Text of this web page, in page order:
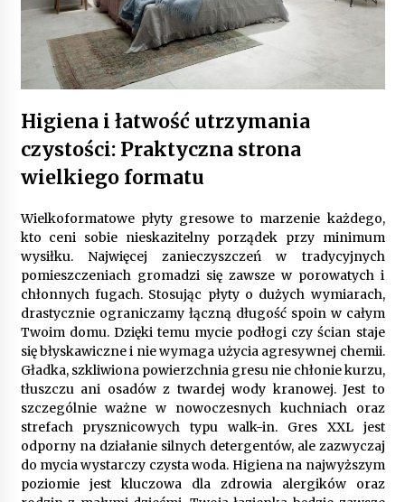
Higiena i łatwość utrzymania
czystości: Praktyczna strona
wielkiego formatu
Wielkoformatowe płyty gresowe to marzenie każdego,
kto ceni sobie nieskazitelny porządek przy minimum
wysiłku. Najwięcej zanieczyszczeń w tradycyjnych
pomieszczeniach gromadzi się zawsze w porowatych i
chłonnych fugach. Stosując płyty o dużych wymiarach,
drastycznie ograniczamy łączną długość spoin w całym
Twoim domu. Dzięki temu mycie podłogi czy ścian staje
się błyskawiczne i nie wymaga użycia agresywnej chemii.
Gładka, szkliwiona powierzchnia gresu nie chłonie kurzu,
tłuszczu ani osadów z twardej wody kranowej. Jest to
szczególnie ważne w nowoczesnych kuchniach oraz
strefach prysznicowych typu walk-in. Gres XXL jest
odporny na działanie silnych detergentów, ale zazwyczaj
do mycia wystarczy czysta woda. Higiena na najwyższym
poziomie jest kluczowa dla zdrowia alergików oraz